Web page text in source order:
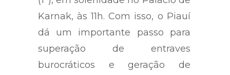
Karnak, às 11h. Com isso, o Piauí
dá um importante passo para
superação de entraves
burocráticos e geração de